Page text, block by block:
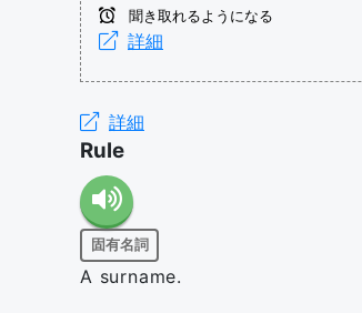
聞き取れるようになる
詳細
詳細
Rule
固有名詞
A surname.